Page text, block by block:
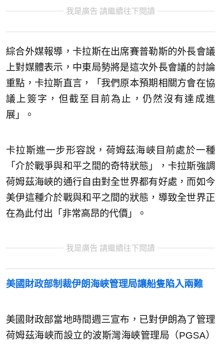
我是廣告 請繼續往下閱讀
綜合外媒報導，卡拉斯在出席賽普勒斯的外長會議
上對媒體表示，中東局勢將是這次外長會議的討論
重點，卡拉斯直言，「我們原本預期相關方會在協
議上簽字，但截至目前為止，仍然沒有達成進
展」。
卡拉斯進一步形容說，荷姆茲海峽目前處於一種
「介於戰爭與和平之間的奇特狀態」，卡拉斯強調
荷姆茲海峽的通行自由對全世界都有好處，而如今
美伊這種介於戰與和平之間的狀態，導致全世界正
在為此付出「非常高昂的代價」。
我是廣告 請繼續往下閱讀
美國財政部制裁伊朗海峽管理局讓船隻陷入兩難
美國財政部當地時間週三宣布，已對伊朗為了管理
荷姆茲海峽而設立的波斯灣海峽管理局（PGSA）